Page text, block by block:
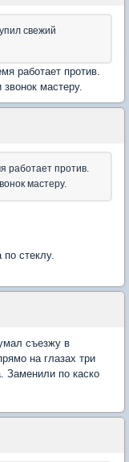
свежий
работает против.
мастеру.
работает против.
мастеру.
стеклу.
съезжу в
на глазах три
по каско